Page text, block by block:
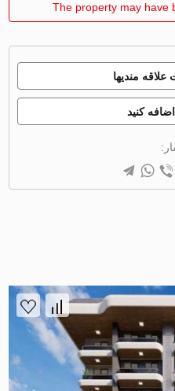
The property may have
مندیها
کنید